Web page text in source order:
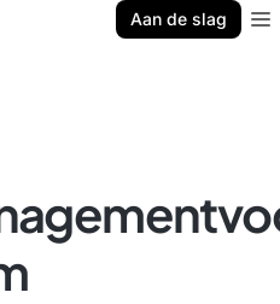
Aan de slag